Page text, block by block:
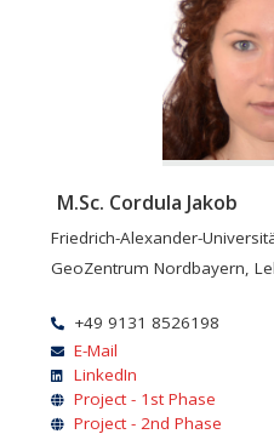
M.Sc. Cordula Jakob
Friedrich-Alexander-
GeoZentrum Nordbayern,
+49 9131 8526198
E-Mail
LinkedIn
Project - 1st Phase
Project - 2nd Phase